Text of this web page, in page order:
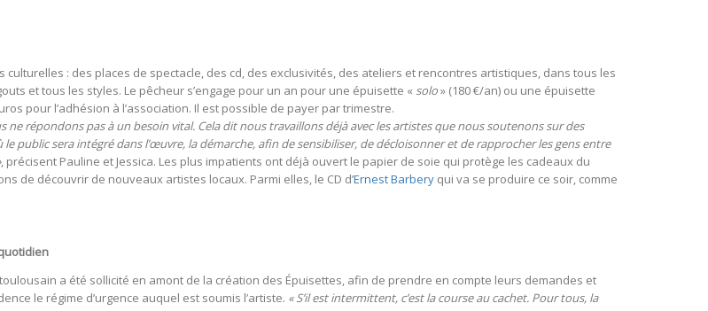
: des places de spectacle, des cd, des exclusivités, des ateliers et rencontres artistiques, dans tous les
et tous les styles. Le pêcheur s’engage pour un an pour une épuisette « solo» (180 €/an) ou une épuisette
pour l’adhésion à l’association. Il est possible de payer par trimestre.
ne répondons pas à un besoin vital. Cela dit nous travaillons déjà avec les artistes que nous soutenons sur des
public sera intégré dans l’œuvre, la démarche, afin de sensibiliser, de décloisonner et de rapprocher les gens entre
, précisent Pauline et Jessica. Les plus impatients ont déjà ouvert le papier de soie qui protège les cadeaux du
de découvrir de nouveaux artistes locaux. Parmi elles, le CD d’Ernest Barbery qui va se produire ce soir, comme
a été sollicité en amont de la création des Épuisettes, afin de prendre en compte leurs demandes et
le régime d’urgence auquel est soumis l’artiste. « S’il est intermittent, c’est la course au cachet. Pour tous, la